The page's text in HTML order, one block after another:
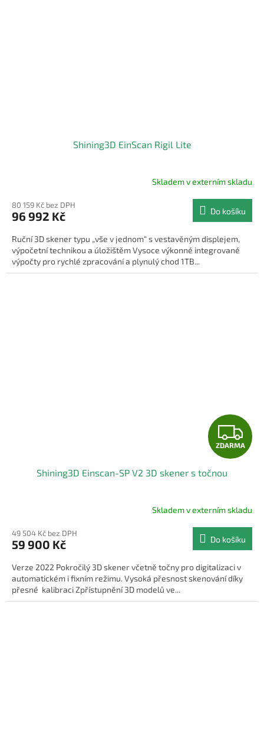
Shining3D EinScan Rigil Lite
Skladem v externím skladu
80 159 Kč bez DPH
96 992 Kč Do košíku
Ruční 3D skener typu „vše v jednom“ s vestavěným displejem,
výpočetní technikou a úložištěm Vysoce výkonné integrované
výpočty pro rychlé zpracování a plynulý chod 1TB...
Z
D
R
M
A
ZDARMA
Shining3D Einscan-SP V2 3D skener s točnou
Skladem v externím skladu
49 504 Kč bez DPH
59 900 Kč Do košíku
Verze 2022 Pokročilý 3D skener včetně točny pro digitalizaci v
automatickém i fixním režimu. Vysoká přesnost skenování díky
přesné kalibraci Zpřístupnění 3D modelů ve...